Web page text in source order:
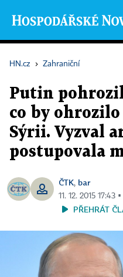
HN.cz › Zahraniční
Putin
co by
Sýrii. Vyzval
postupovala
ČTK, bar
11. 12. 2015 17:43
PŘEHRÁT